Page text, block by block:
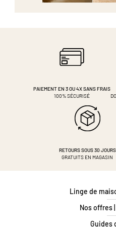
PAIEMENT EN 3 OU 4XSANS FRAIS
100% SÉCURISÉ
RETOURS SOUS 30 JOURS
GRATUITS EN MAGASIN
Linge de
Nos offres
Guides